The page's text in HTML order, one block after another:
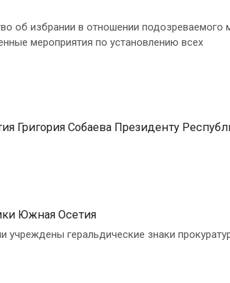
об избрании в отношении подозреваемого
мероприятия по установлению всех
Григория Собаева Президенту
Южная Осетия
геральдические знаки